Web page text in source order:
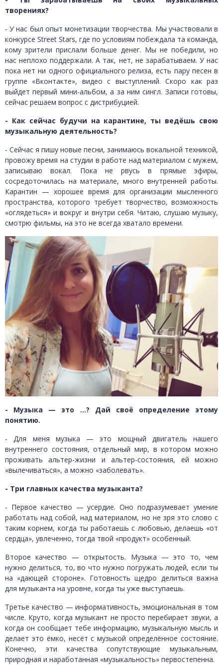
творениях?
- У нас был опыт монетизации творчества. Мы участвовали в
конкурсе Street Stars, где по условиям побеждала та команда,
кому зрители прислали больше денег. Мы не победили, но
нас неплохо поддержали. А так, нет, не зарабатываем. У нас
пока нет ни одного официального релиза, есть пару песен в
группе «Вконтакте», видео с выступлений. Скоро как раз
выйдет первый мини-альбом, а за ним сингл. Записи готовы,
сейчас решаем вопрос с дистрибуцией.
- Как сейчас будучи на карантине, ты ведёшь свою
музыкальную деятельность?
- Сейчас я пишу новые песни, занимаюсь вокальной техникой,
провожу время на студии в работе над материалом с мужем,
записываю вокал. Пока не рвусь в прямые эфиры,
сосредоточилась на материале, много внутренней работы.
Карантин — хорошее время для организации мысленного
пространства, которого требует творчество, возможность
«оглядеться» и вокруг и внутри себя. Читаю, слушаю музыку,
смотрю фильмы, на это не всегда хватало времени.
- Музыка — это …? Дай своё определение этому
понятию.
- Для меня музыка — это мощный двигатель нашего
внутреннего состояния, отдельный мир, в котором можно
проживать альтер-жизни и альтер-состояния, ей можно
«вылечиваться», а можно «заболевать».
- Три главных качества музыканта?
- Первое качество — усердие. Оно подразумевает умение
работать над собой, над материалом, но не зря это слово с
таким корнем, когда ты работаешь с любовью, делаешь «от
сердца», увлеченно, тогда твой «продукт» особенный.
Второе качество — открытость. Музыка — это то, чем
нужно делиться, то, во что нужно погружать людей, если ты
на «дающей стороне». Готовность щедро делиться важна
для музыканта на уровне, когда ты уже выступаешь.
Третье качество — информативность, эмоциональная в том
числе. Круто, когда музыкант не просто перебирает звуки, а
когда он сообщает тебе информацию, музыкальную мысль и
делает это ёмко, несёт с музыкой определённое состояние.
Конечно, эти качества сопутствующие музыкальным,
природная и наработанная «музыкальность» первостепенна.